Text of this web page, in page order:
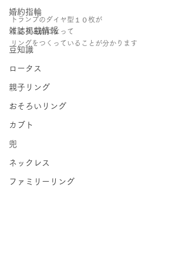
婚約指輪
雑誌掲載情報
豆知識
ロータス
親子リング
おそろいリング
カブト
兜
ネックレス
ファミリーリング
トランプのダイヤ型１０枚が
くるりと輪になって
リングをつくっていることが分かります